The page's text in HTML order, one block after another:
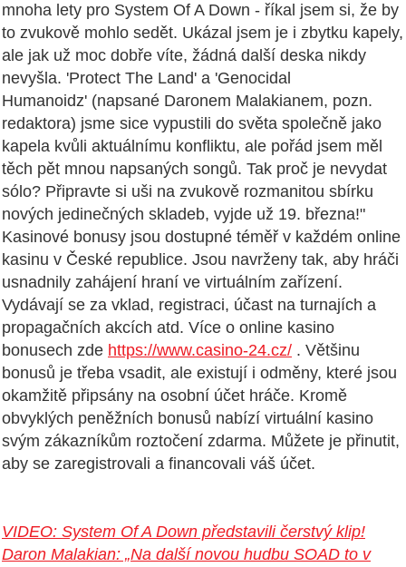
mnoha lety pro System Of A Down - říkal jsem si, že by
to zvukově mohlo sedět. Ukázal jsem je i zbytku kapely,
ale jak už moc dobře víte, žádná další deska nikdy
nevyšla. 'Protect The Land' a 'Genocidal
Humanoidz' (napsané Daronem Malakianem, pozn.
redaktora) jsme sice vypustili do světa společně jako
kapela kvůli aktuálnímu konfliktu, ale pořád jsem měl
těch pět mnou napsaných songů. Tak proč je nevydat
sólo? Připravte si uši na zvukově rozmanitou sbírku
nových jedinečných skladeb, vyjde už 19. března!"
Kasinové bonusy jsou dostupné téměř v každém online
kasinu v České republice. Jsou navrženy tak, aby hráči
usnadnily zahájení hraní ve virtuálním zařízení.
Vydávají se za vklad, registraci, účast na turnajích a
propagačních akcích atd. Více o online kasino
bonusech zde https://www.casino-24.cz/ . Většinu
bonusů je třeba vsadit, ale existují i ​​odměny, které jsou
okamžitě připsány na osobní účet hráče. Kromě
obvyklých peněžních bonusů nabízí virtuální kasino
svým zákazníkům roztočení zdarma. Můžete je přinutit,
aby se zaregistrovali a financovali váš účet.
VIDEO: System Of A Down představili čerstvý klip!
Daron Malakian: „Na další novou hudbu SOAD to v